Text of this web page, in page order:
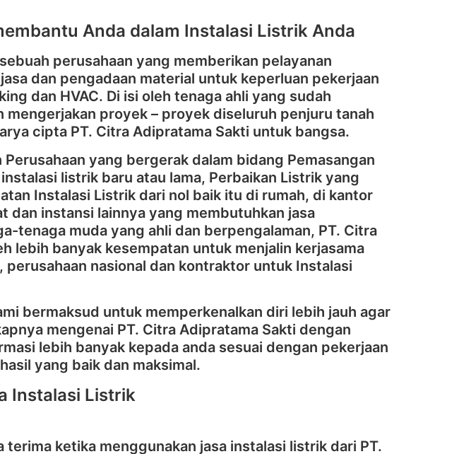
Anda dalam Instalasi Listrik Anda
perusahaan yang memberikan pelayanan
dan pengadaan material untuk keperluan pekerjaan
dan HVAC. Di isi oleh tenaga ahli yang sudah
mengerjakan proyek – proyek diseluruh penjuru tanah
cipta PT. Citra Adipratama Sakti untuk bangsa.
yang bergerak dalam bidang Pemasangan
listrik baru atau lama, Perbaikan Listrik yang
Instalasi Listrik dari nol baik itu di rumah, di kantor
dan instansi lainnya yang membutuhkan jasa
tenaga muda yang ahli dan berpengalaman, PT. Citra
lebih banyak kesempatan untuk menjalin kerjasama
nasional dan kontraktor untuk Instalasi
bermaksud untuk memperkenalkan diri lebih jauh agar
mengenai PT. Citra Adipratama Sakti dengan
lebih banyak kepada anda sesuai dengan pekerjaan
yang baik dan maksimal.
Instalasi Listrik
ketika menggunakan jasa instalasi listrik dari PT.